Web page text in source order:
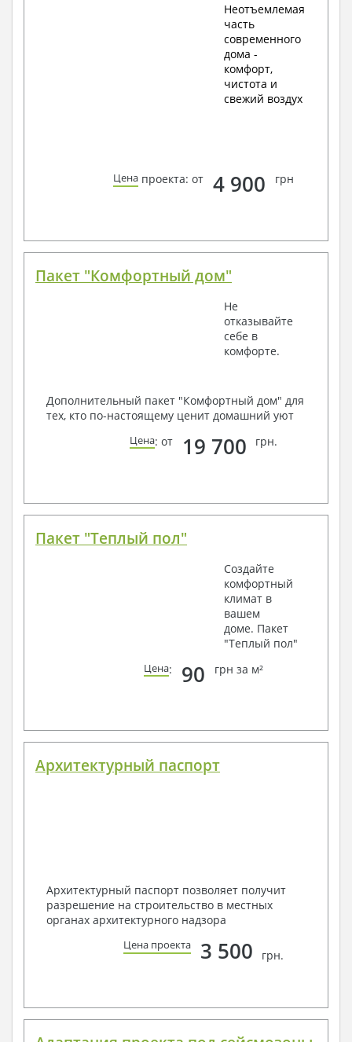
Неотъемлемая
часть
современного
дома -
комфорт,
чистота и
свежий воздух
Цена проекта: от 4 900 грн
Пакет "Комфортный дом"
Не
отказывайте
себе в
комфорте.
Дополнительный пакет "Комфортный дом" для
тех, кто по-настоящему ценит домашний уют
Цена: от 19 700 грн.
Пакет "Теплый пол"
Создайте
комфортный
климат в
вашем
доме. Пакет
"Теплый пол"
Цена: 90 грн за м²
Архитектурный паспорт
Архитектурный паспорт позволяет получит
разрешение на строительство в местных
органах архитектурного надзора
Цена проекта 3 500 грн.